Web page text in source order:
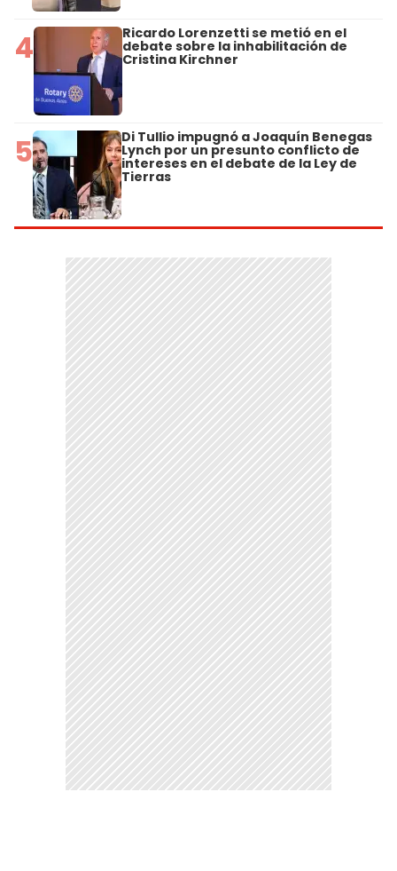
4 Ricardo Lorenzetti se metió en el
debate sobre la inhabilitación de
Cristina Kirchner
5 Di Tullio impugnó a Joaquín Benegas
Lynch por un presunto conflicto de
intereses en el debate de la Ley de
Tierras